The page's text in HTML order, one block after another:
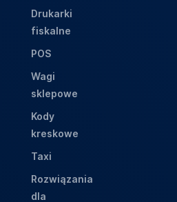
Drukarki
fiskalne
POS
Wagi
sklepowe
Kody
kreskowe
Taxi
Rozwiązania
dla